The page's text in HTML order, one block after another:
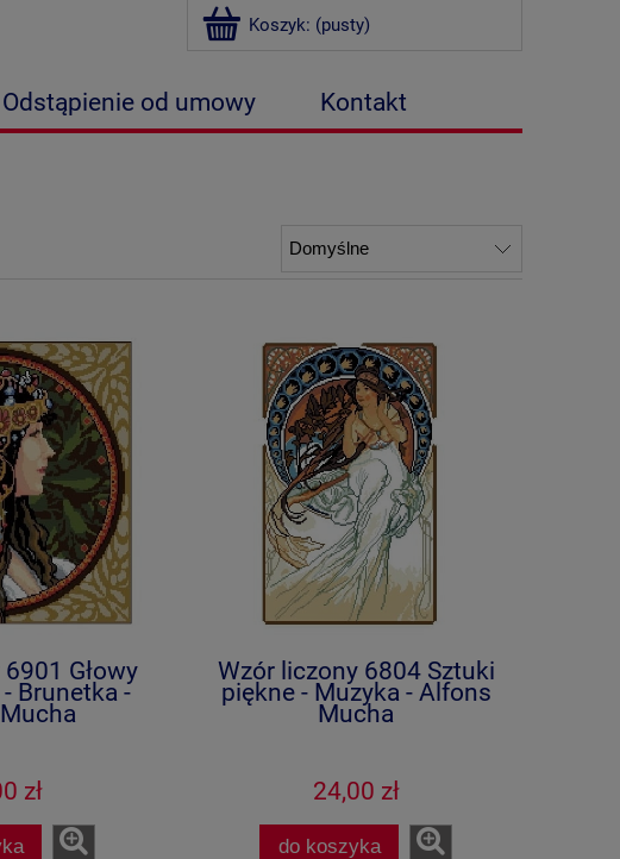
Koszyk: (pusty)
Odstąpienie od umowy
Kontakt
Głowy
Brunetka -
zł
Wzór liczony 6804 Sztuki
piękne - Muzyka - Alfons
Mucha
24,00 zł
do koszyka